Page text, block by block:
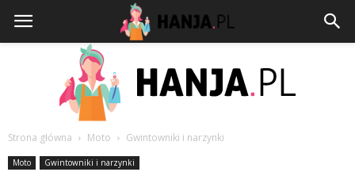
Strona główna Moto Gwintowniki i narzynki
Moto Gwintowniki i narzynki